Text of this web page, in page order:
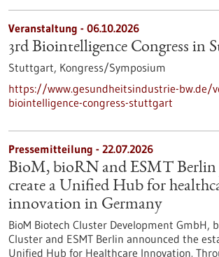
Veranstaltung - 06.10.2026
3rd Biointelligence Congress in
Stuttgart, Kongress/Symposium
https://www.gesundheitsindustrie-bw.de/
biointelligence-congress-stuttgart
Pressemitteilung - 22.07.2026
BioM, bioRN and ESMT Berlin
create a Unified Hub for
innovation in Germany
BioM Biotech Cluster Development GmbH,
Cluster and ESMT Berlin announced the
Unified Hub for Healthcare Innovation.